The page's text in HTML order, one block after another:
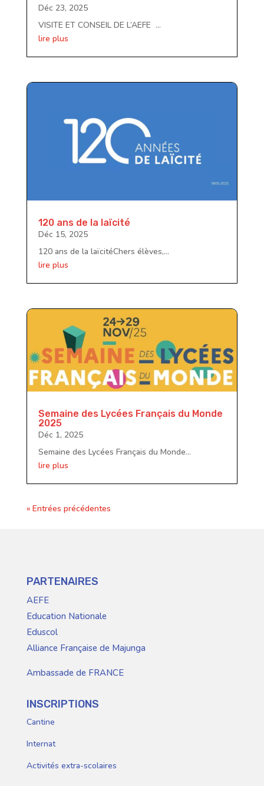
Déc 23, 2025
VISITE ET CONSEIL DE L’AEFE ...
lire plus
120 ans de la laïcité
Déc 15, 2025
120 ans de la laïcitéChers élèves,...
lire plus
Semaine des Lycées Français du Monde
2025
Déc 1, 2025
Semaine des Lycées Français du Monde...
lire plus
« Entrées précédentes
PARTENAIRES
AEFE
Education Nationale
Eduscol
Alliance Française de Majunga
Ambassade de FRANCE
INSCRIPTIONS
Cantine
Internat
Activités extra-scolaires